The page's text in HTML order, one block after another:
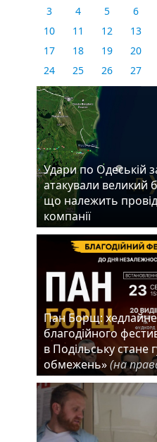
3
4 5 6
10
11 12 13
17
18 19 20
24
25 26 27
31
Удари по Одеській
атакували великий
що належить
компанії
Пан Борщ:
благодійного
в Подільську стане
обмежень»(на